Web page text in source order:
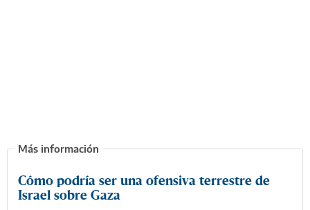
Cómo podría ser una ofensiva terrestre de
Israel sobre Gaza